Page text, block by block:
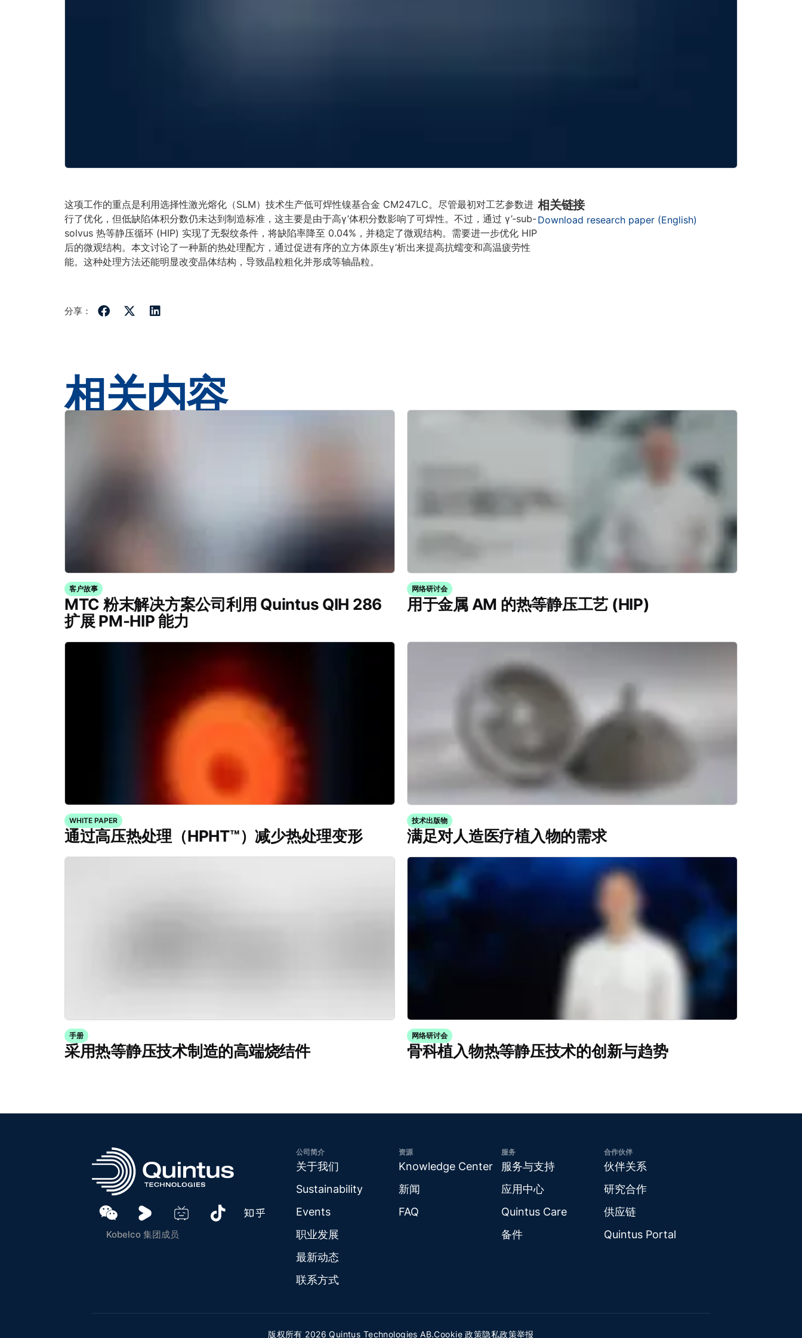
这项工作的重点是利用选择性激光熔化（SLM）技术生产低可焊性镍基合金 CM247LC。尽管最初对工艺参数进
行了优化，但低缺陷体积分数仍未达到制造标准，这主要是由于高γ’体积分数影响了可焊性。不过，通过 γ’-sub-
solvus 热等静压循环 (HIP) 实现了无裂纹条件，将缺陷率降至 0.04%，并稳定了微观结构。需要进一步优化 HIP
后的微观结构。本文讨论了一种新的热处理配方，通过促进有序的立方体原生γ’析出来提高抗蠕变和高温疲劳性
能。这种处理方法还能明显改变晶体结构，导致晶粒粗化并形成等轴晶粒。
相关链接
Download research paper (English)
分享：
相关内容
客户故事
MTC 粉末解决方案公司利用 Quintus QIH 286
扩展 PM-HIP 能力
网络研讨会
用于金属 AM 的热等静压工艺 (HIP)
WHITE PAPER
通过高压热处理（HPHT™）减少热处理变形
技术出版物
满足对人造医疗植入物的需求
手册
采用热等静压技术制造的高端烧结件
网络研讨会
骨科植入物热等静压技术的创新与趋势
Kobelco 集团成员
公司简介
关于我们
Sustainability
Events
职业发展
最新动态
联系方式
资源
Knowledge Center
新闻
FAQ
服务
服务与支持
应用中心
Quintus Care
备件
合作伙伴
伙伴关系
研究合作
供应链
Quintus Portal
版权所有 2026 Quintus Technologies AB.Cookie 政策隐私政策举报